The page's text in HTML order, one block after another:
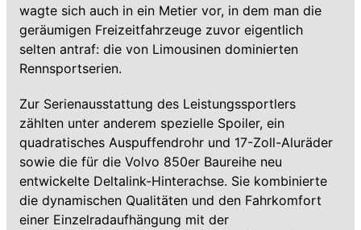
wagte sich auch in ein Metier vor, in dem man die
geräumigen Freizeitfahrzeuge zuvor eigentlich
selten antraf: die von Limousinen dominierten
Rennsportserien.
Zur Serienausstattung des Leistungssportlers
zählten unter anderem spezielle Spoiler, ein
quadratisches Auspuffendrohr und 17-Zoll-Aluräder
sowie die für die Volvo 850er Baureihe neu
entwickelte Deltalink-Hinterachse. Sie kombinierte
die dynamischen Qualitäten und den Fahrkomfort
einer Einzelradaufhängung mit der